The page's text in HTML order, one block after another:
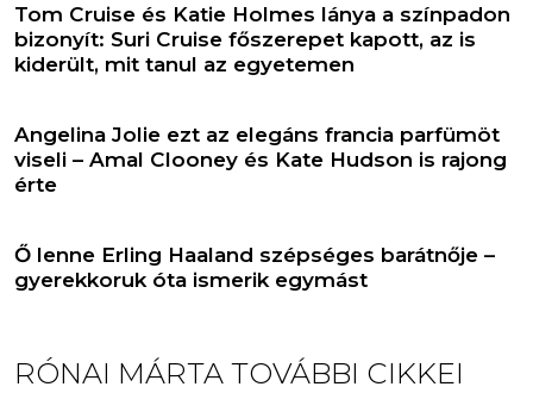
Tom Cruise és Katie Holmes lánya a színpadon
bizonyít: Suri Cruise főszerepet kapott, az is
kiderült, mit tanul az egyetemen
Angelina Jolie ezt az elegáns francia parfümöt
viseli – Amal Clooney és Kate Hudson is rajong
érte
Ő lenne Erling Haaland szépséges barátnője –
gyerekkoruk óta ismerik egymást
RÓNAI MÁRTA TOVÁBBI CIKKEI